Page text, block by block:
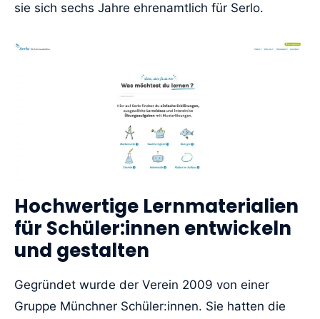
sie sich sechs Jahre ehrenamtlich für Serlo.
Hochwertige Lernmaterialien
für Schüler:innen entwickeln
und gestalten
Gegründet wurde der Verein 2009 von einer
Gruppe Münchner Schüler:innen. Sie hatten die